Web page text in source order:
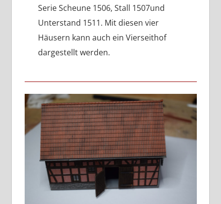
Serie Scheune 1506, Stall 1507und
Unterstand 1511. Mit diesen vier
Häusern kann auch ein Vierseithof
dargestellt werden.